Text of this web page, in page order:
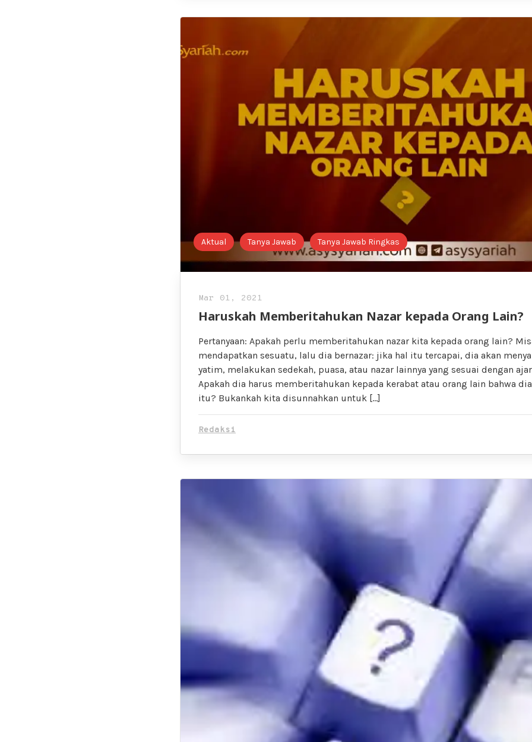
Aktual Tanya Jawab Tanya Jawab Ringkas
Mar 01, 2021
Haruskah Memberitahukan Nazar kepada Orang Lain?
Pertanyaan: Apakah perlu memberitahukan nazar kita kepada orang lain?
mendapatkan sesuatu, lalu dia bernazar: jika hal itu tercapai, dia akan
yatim, melakukan sedekah, puasa, atau nazar lainnya yang sesuai dengan
Apakah dia harus memberitahukan kepada kerabat atau orang lain bahwa
itu? Bukankah kita disunnahkan untuk […]
Redaksi